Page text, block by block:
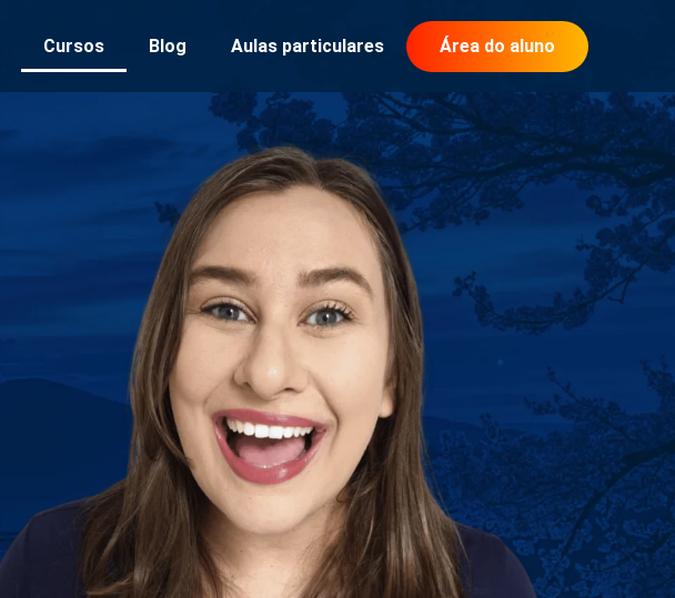
Cursos Blog Aulas particulares Área do aluno